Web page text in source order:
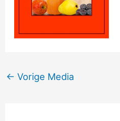
← Vorige Media